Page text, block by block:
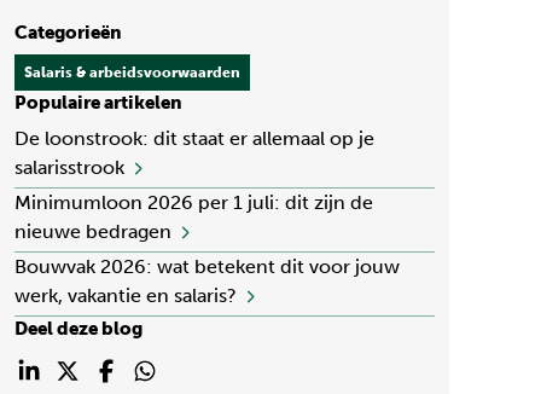
Categorieën
Salaris & arbeidsvoorwaarden
Populaire artikelen
De loonstrook: dit staat er allemaal op je
salarisstrook
Minimumloon 2026 per 1 juli: dit zijn de
nieuwe bedragen
Bouwvak 2026: wat betekent dit voor jouw
werk, vakantie en salaris?
Deel deze blog